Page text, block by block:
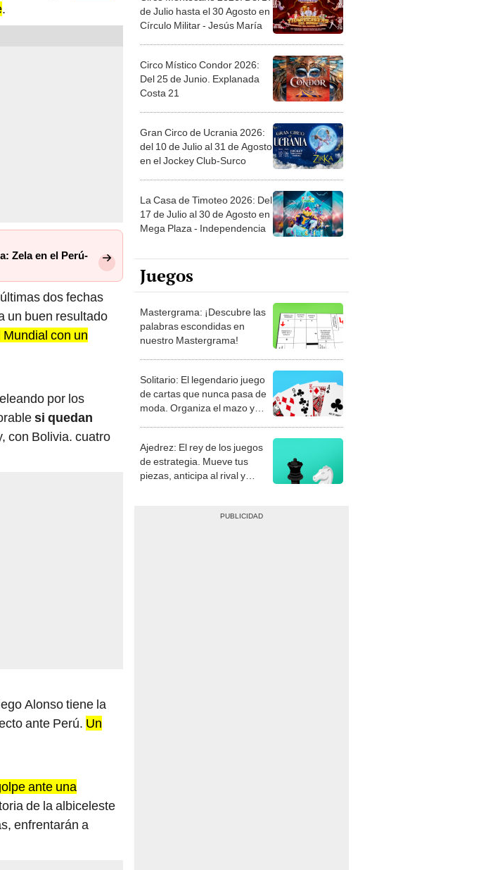
.
Zela en el Perú-
dos fechas
un buen resultado
con un
por los
si quedan
con Bolivia. cuatro
Alonso tiene la
ante Perú. Un
ante una
de la albiceleste
enfrentarán a
de Julio hasta el 30 Agosto en
Círculo Militar - Jesús María
Circo Místico Condor 2026:
Del 25 de Junio. Explanada
Costa 21
Gran Circo de Ucrania 2026:
del 10 de Julio al 31 de Agosto
en el Jockey Club-Surco
La Casa de Timoteo 2026: Del
17 de Julio al 30 de Agosto en
Mega Plaza - Independencia
Juegos
Mastergrama: ¡Descubre las
palabras escondidas en
nuestro Mastergrama!
Solitario: El legendario juego
de cartas que nunca pasa de
moda. Organiza el mazo y
Ajedrez: El rey de los juegos
de estrategia. Mueve tus
piezas, anticipa al rival y